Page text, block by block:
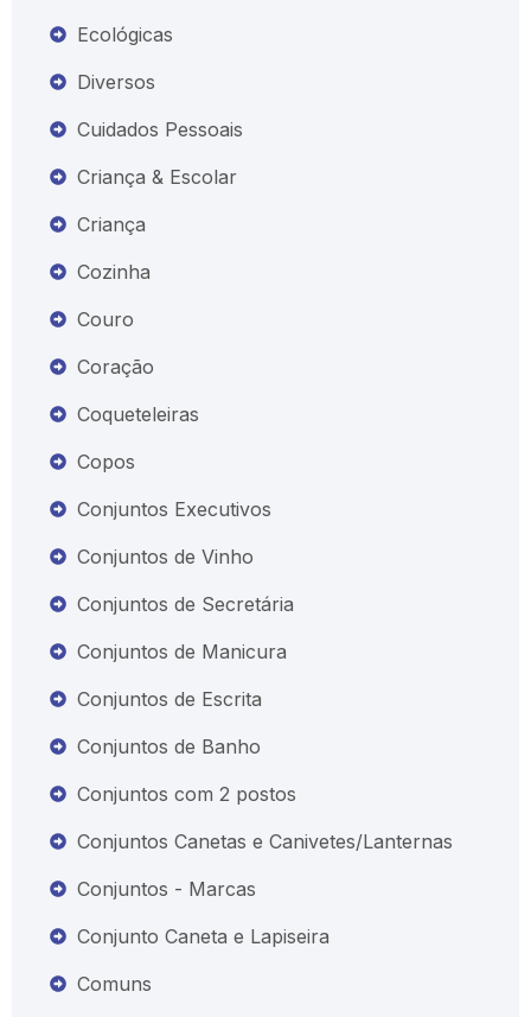
Ecológicas
Diversos
Cuidados Pessoais
Criança & Escolar
Criança
Cozinha
Couro
Coração
Coqueteleiras
Copos
Conjuntos Executivos
Conjuntos de Vinho
Conjuntos de Secretária
Conjuntos de Manicura
Conjuntos de Escrita
Conjuntos de Banho
Conjuntos com 2 postos
Conjuntos Canetas e Canivetes/Lanternas
Conjuntos - Marcas
Conjunto Caneta e Lapiseira
Comuns